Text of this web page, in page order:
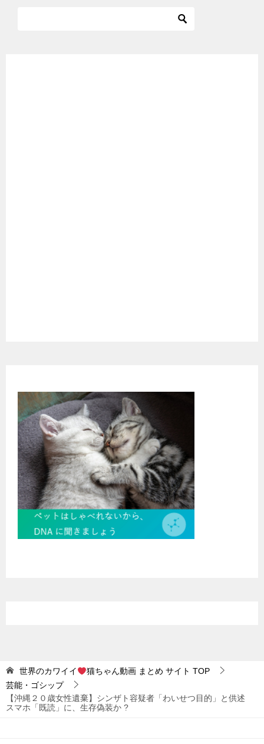
世界のカワイイ 猫ちゃん動画 まとめ サイト TOP
芸能・ゴシップ
【沖縄２０歳女性遺棄】シンザト容疑者「わいせつ目的」と供述
スマホ「既読」に、生存偽装か ?